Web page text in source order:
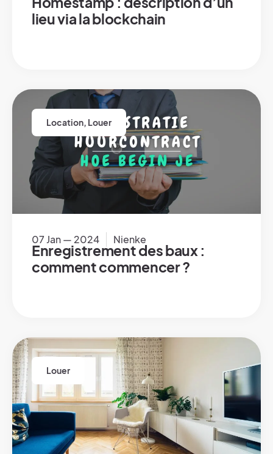
lieu via la blockchain
Location, Louer
07 Jan — 2024 Nienke
Enregistrement des baux :
comment commencer ?
Louer